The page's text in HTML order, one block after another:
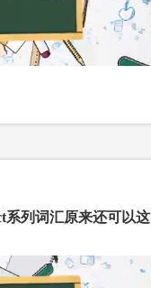
系列词汇原来还可以这